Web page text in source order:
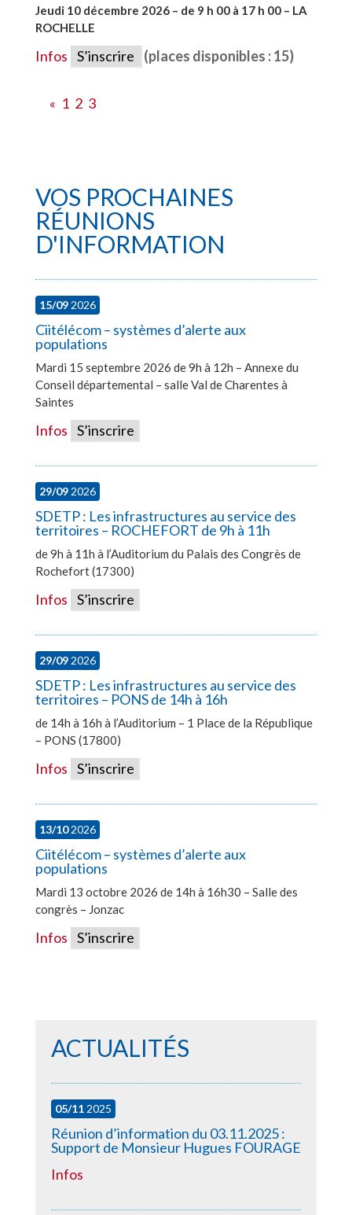
Jeudi 10 décembre 2026 – de 9 h 00 à 17 h 00 – LA
ROCHELLE
Infos S’inscrire (places disponibles : 15)
« 1 2 3
VOS PROCHAINES
RÉUNIONS
D'INFORMATION
15/092026
Ciitélécom – systèmes d’alerte aux
populations
Mardi 15 septembre 2026 de 9h à 12h – Annexe du
Conseil départemental – salle Val de Charentes à
Saintes
Infos S’inscrire
29/092026
SDETP : Les infrastructures au service des
territoires – ROCHEFORT de 9h à 11h
de 9h à 11h à l’Auditorium du Palais des Congrès de
Rochefort (17300)
Infos S’inscrire
29/092026
SDETP : Les infrastructures au service des
territoires – PONS de 14h à 16h
de 14h à 16h à l’Auditorium – 1 Place de la République
– PONS (17800)
Infos S’inscrire
13/102026
Ciitélécom – systèmes d’alerte aux
populations
Mardi 13 octobre 2026 de 14h à 16h30 – Salle des
congrès – Jonzac
Infos S’inscrire
ACTUALITÉS
05/112025
Réunion d’information du 03.11.2025 :
Support de Monsieur Hugues FOURAGE
Infos